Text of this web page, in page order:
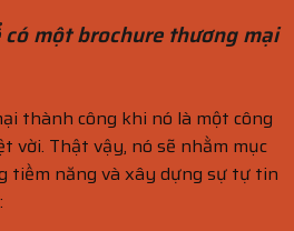
có một brochure thương mại
thành công khi nó là một công
vời. Thật vậy, nó sẽ nhằm mục
tiềm năng và xây dựng sự tự tin